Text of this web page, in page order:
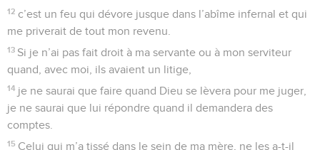
12 c’est un feu qui dévore jusque dans l’abîme infernal et qui
me priverait de tout mon revenu.
13 Si je n’ai pas fait droit à ma servante ou à mon serviteur
quand, avec moi, ils avaient un litige,
14 je ne saurai que faire quand Dieu se lèvera pour me juger,
je ne saurai que lui répondre quand il demandera des
comptes.
15 Celui qui m’a tissé dans le sein de ma mère, ne les a-t-il